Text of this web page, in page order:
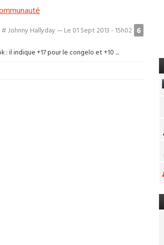
6
# Johnny Hallyday — Le 01 Sept 2013 - 15h02
il indique +17 pour le congelo et +10 ...